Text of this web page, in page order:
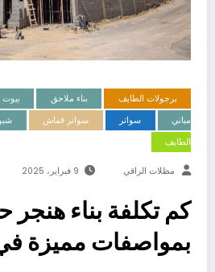
برجولات الطايف بناء ملاحق
مباني
سواتر سواتر قماش
الطايف
مظلات الراقي 9 فبراير، 2025
كم تكلفة بناء هنجر
بمواصفات مميزة